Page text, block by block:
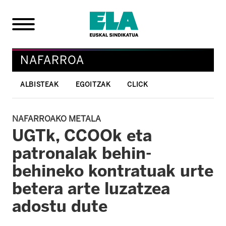
NAFARROA
ALBISTEAK EGOITZAK CLICK
NAFARROAKO METALA
UGTk, CCOOk eta
patronalak behin-
behineko kontratuak urte
betera arte luzatzea
adostu dute